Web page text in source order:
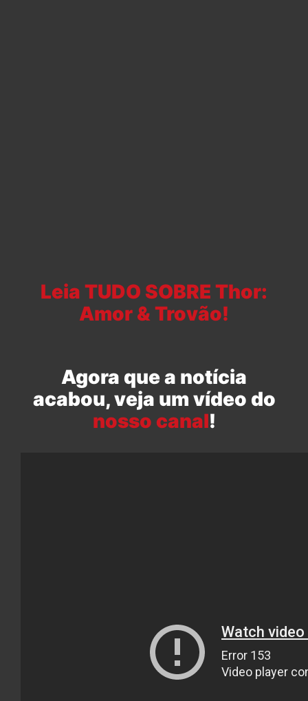
Leia TUDO SOBRE Thor:
Amor & Trovão!
Agora que a notícia
acabou, veja um vídeo do
nosso canal!